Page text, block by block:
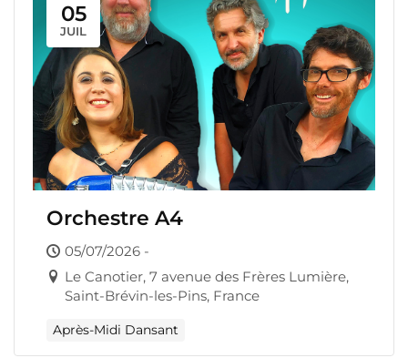
05
JUIL
Orchestre A4
05/07/2026 -
Le Canotier, 7 avenue des Frères Lumière,
Saint-Brévin-les-Pins, France
Après-Midi Dansant